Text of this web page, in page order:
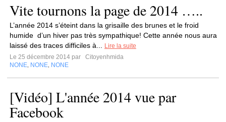
Vite tournons la page de 2014 …..
L’année 2014 s’éteint dans la grisaille des brunes et le froid
humide d’un hiver pas très sympathique! Cette année nous aura
laissé des traces difficiles à...
Lire la suite
Le 25 décembre 2014 par
Citoyenhmida
NONE NONE NONE
[Vidéo] L'année 2014 vue par
Facebook